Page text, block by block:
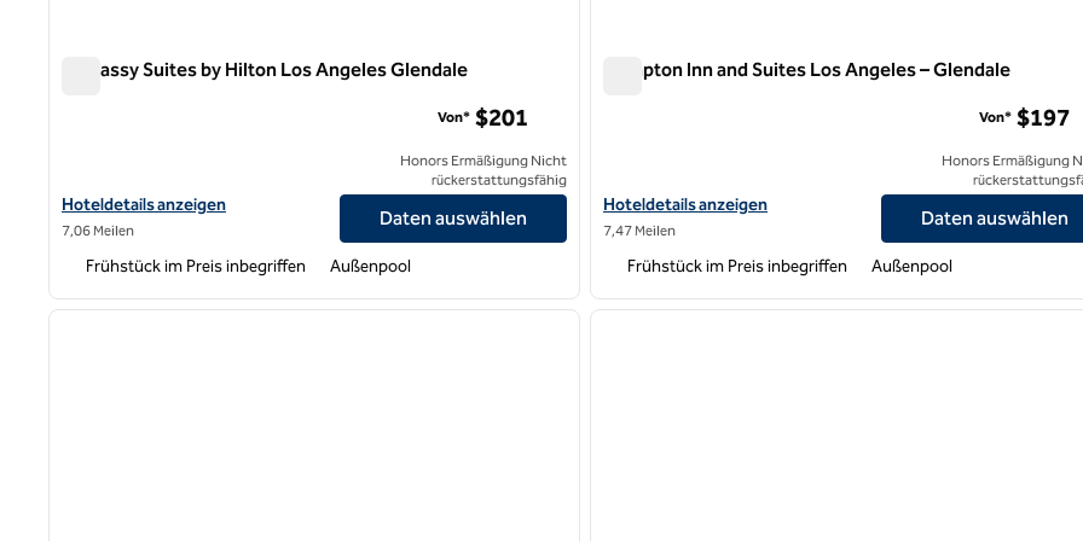
Embassy Suites by Hilton Los Angeles Glendale
Hoteldetails für Embassy Suites by Hilton Los Angeles Glendale anzeigen
Hoteldetails anzeigen
7,06 Meilen
Von* $201
Honors Ermäßigung Nicht
rückerstattungsfähig
Daten auswählen
Frühstück im Preis inbegriffen Außenpool
Hampton Inn and Suites Los Angeles – Glendale
Hoteldetails für Hampton Inn and Suites Los Angeles – Glendale
Hoteldetails anzeigen
7,47 Meilen
Von* $197
Honors Ermäßigung
Daten auswählen
Frühstück im Preis inbegriffen Außenpool
1 von 11
nächstes Bild
1 von 11